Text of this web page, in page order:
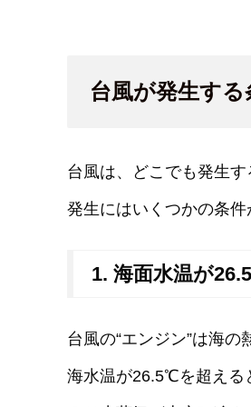
台風が発生する
台風は、どこでも発生す
発生にはいくつかの条件
1. 海面水温が
台風の“エンジン”は海の
海水温が26.5℃を超える